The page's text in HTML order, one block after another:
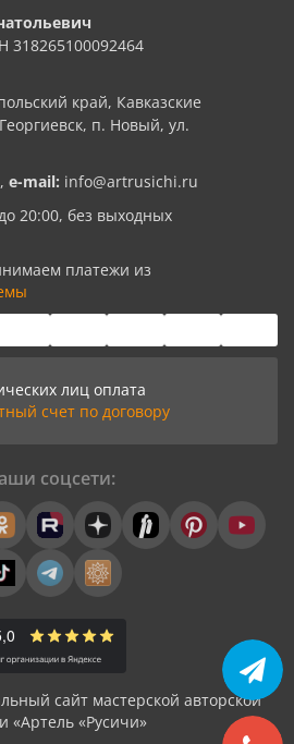
318265100092464
край, Кавказские
п. Новый, ул.
, e-mail: info@artrusichi.ru
20:00, без выходных
платежи из
лиц оплата
счет по договору
сайт мастерской авторской
«Артель «Русичи»
соцсети: